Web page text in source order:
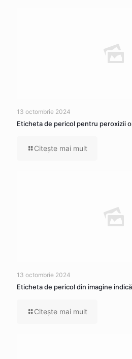
13 octombrie 2024
Eticheta de pericol pentru peroxizii
Citeşte mai mult
13 octombrie 2024
Eticheta de pericol din imagine
Citeşte mai mult